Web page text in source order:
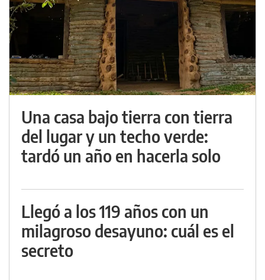
Una casa bajo tierra con tierra
del lugar y un techo verde:
tardó un año en hacerla solo
Llegó a los 119 años con un
milagroso desayuno: cuál es el
secreto